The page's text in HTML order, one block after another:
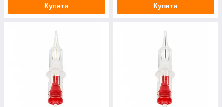
Купити Купити